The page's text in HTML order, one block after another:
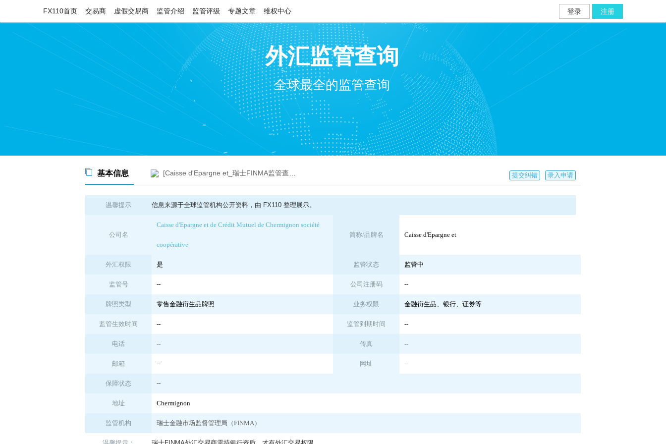
FX110首页 交易商 虚假交易商 监管介绍 监管评级 专题文章 维权中心 登录 注册
外汇监管查询
全球最全的监管查询
基本信息 [Caisse d'Epargne et_瑞士FINMA监管查询截图] 提交纠错 录入申请
温馨提示 信息来源于全球监管机构公开资料，由 FX110 整理展示。
公司名
Caisse d'Epargne et de Crédit Mutuel de Chermignon société
coopérative
简称/品牌名 Caisse d'Epargne et
外汇权限 是 监管状态 监管中
监管号 -- 公司注册码 --
牌照类型 零售金融衍生品牌照 业务权限 金融衍生品、银行、证券等
监管生效时间 -- 监管到期时间 --
电话 -- 传真 --
邮箱 -- 网址 --
保障状态 --
地址 Chermignon
监管机构 瑞士金融市场监督管理局（FINMA）